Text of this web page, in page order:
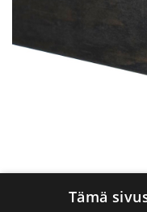
Tämä